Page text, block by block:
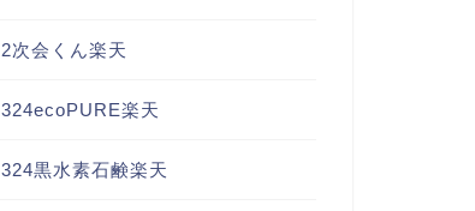
2次会くん楽天
324ecoPURE楽天
324黒水素石鹸楽天